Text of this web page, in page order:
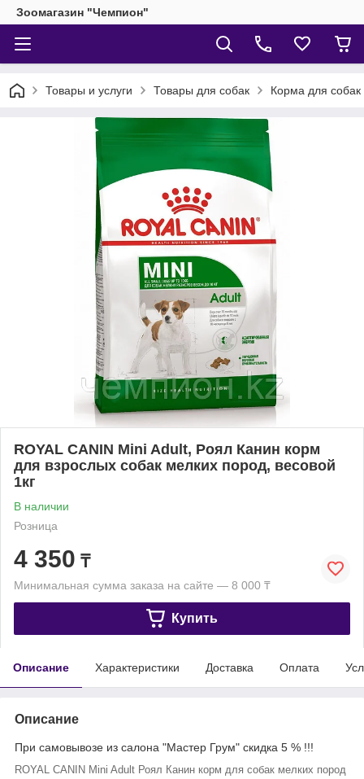
Зоомагазин "Чемпион"
Товары и услуги Товары для собак Корма для собак
ROYAL CANIN Mini Adult, Роял Канин корм
для взрослых собак мелких пород, весовой
1кг
В наличии
Розница
4 350 ₸
Минимальная сумма заказа на сайте — 8 000 ₸
Купить
Описание Характеристики Доставка Оплата
Описание
При самовывозе из салона "Мастер Грум" скидка 5 % !!!
ROYAL CANIN Mini Adult Роял Канин корм для собак мелких пород